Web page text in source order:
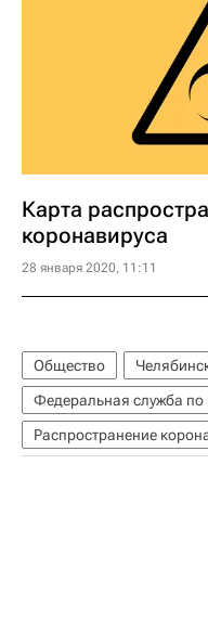
Карта
коронавируса
28 января 2020, 11:11
Общество
Распространение